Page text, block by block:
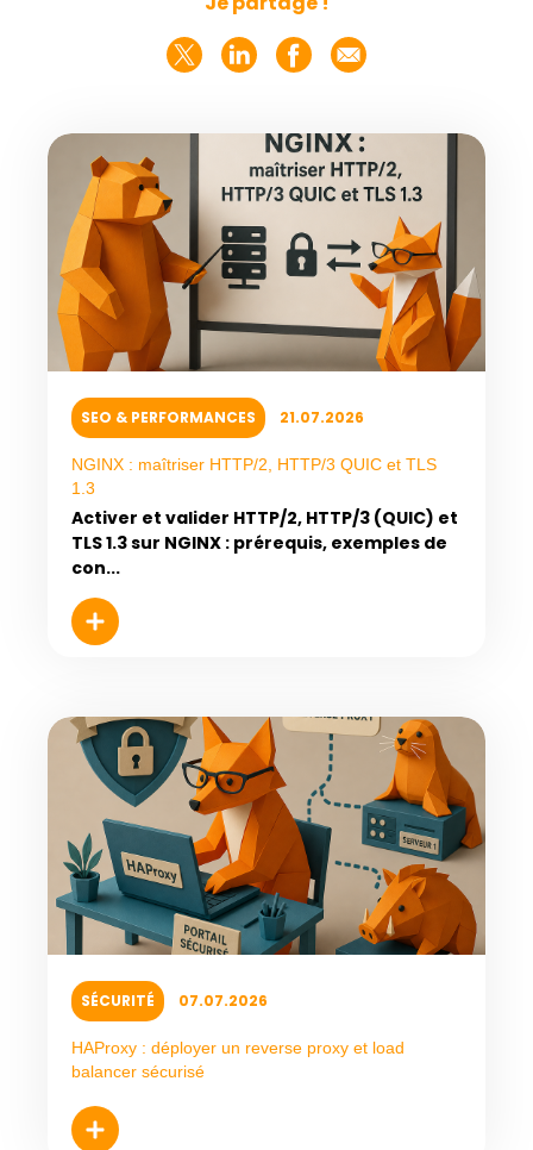
SEO & PERFORMANCES 21.07.2026
NGINX : maîtriser HTTP/2, HTTP/3 QUIC et TLS
1.3
Activer et valider HTTP/2, HTTP/3 (QUIC) et
TLS 1.3 sur NGINX : prérequis, exemples de
con...
SÉCURITÉ 07.07.2026
HAProxy : déployer un reverse proxy et load
balancer sécurisé